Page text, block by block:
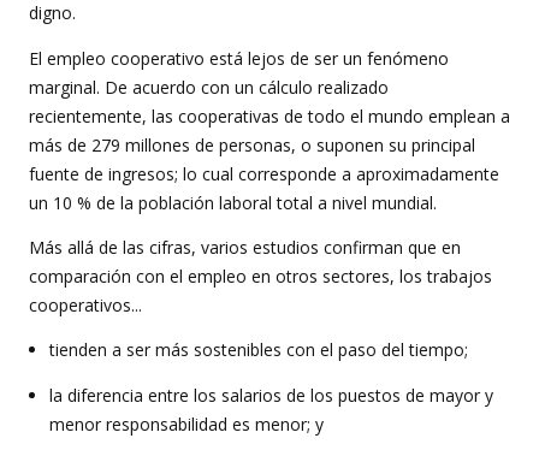
digno.
El empleo cooperativo está lejos de ser un fenómeno
marginal. De acuerdo con un cálculo realizado
recientemente, las cooperativas de todo el mundo emplean a
más de 279 millones de personas, o suponen su principal
fuente de ingresos; lo cual corresponde a aproximadamente
un 10 % de la población laboral total a nivel mundial.
Más allá de las cifras, varios estudios confirman que en
comparación con el empleo en otros sectores, los trabajos
cooperativos...
tienden a ser más sostenibles con el paso del tiempo;
la diferencia entre los salarios de los puestos de mayor y
menor responsabilidad es menor; y